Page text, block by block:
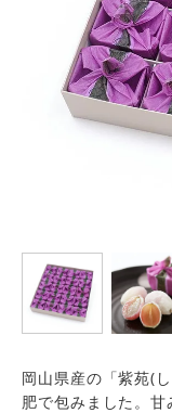
岡山県産の「紫苑(
肥で包みました。